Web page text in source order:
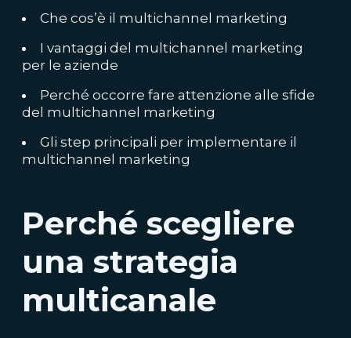
Che cos’è il multichannel marketing
I vantaggi del multichannel marketing
per le aziende
Perché occorre fare attenzione alle sfide
del multichannel marketing
Gli step principali per implementare il
multichannel marketing
Perché scegliere
una strategia
multicanale